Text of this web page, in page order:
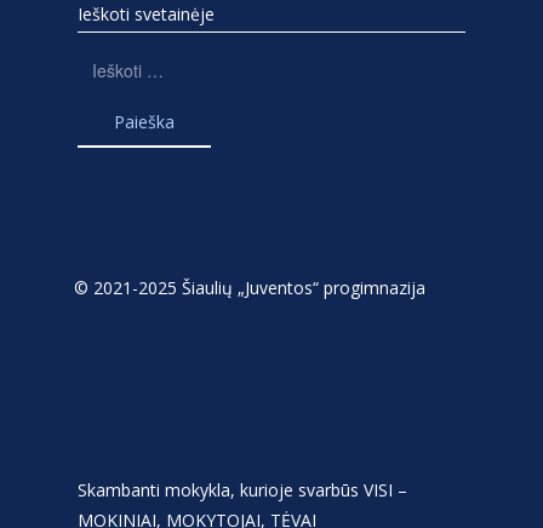
Ieškoti svetainėje
© 2021-2025 Šiaulių „Juventos“ progimnazija
Skambanti mokykla, kurioje svarbūs VISI –
MOKINIAI, MOKYTOJAI, TĖVAI